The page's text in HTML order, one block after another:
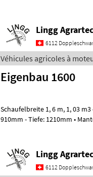
Lingg
6112
Véhicules agricoles à
Eigenbau 1600
Schaufelbreite 1, 6 m, 1, 03 m3 • Ausführung mit Rückenplatte • Höhe:
910mm - Tiefe: 1210mm •
Lingg
6112